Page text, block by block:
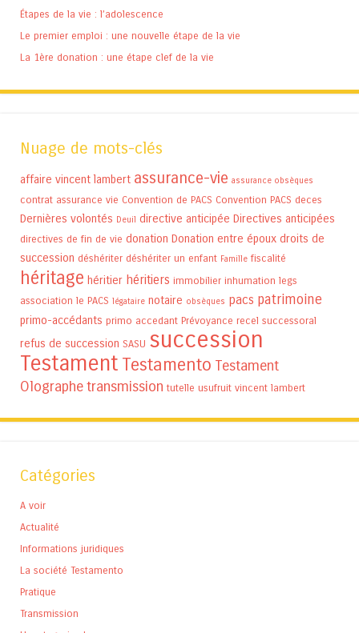
Étapes de la vie : l’adolescence
Le premier emploi : une nouvelle étape de la vie
La 1ère donation : une étape clef de la vie
Nuage de mots-clés
affaire vincent lambert assurance-vie assurance obsèques
contrat assurance vie Convention de PACS Convention PACS deces
Dernières volontés Deuil directive anticipée Directives anticipées
directives de fin de vie donation Donation entre époux droits de
succession déshériter déshériter un enfant Famille fiscalité
héritage héritier héritiers immobilier inhumation legs
association le PACS légataire notaire obsèques pacs patrimoine
primo-accédants primo accedant Prévoyance recel successoral
refus de succession SASU succession
Testament Testamento Testament
Olographetransmission tutelle usufruit vincent lambert
Catégories
A voir
Actualité
Informations juridiques
La société Testamento
Pratique
Transmission